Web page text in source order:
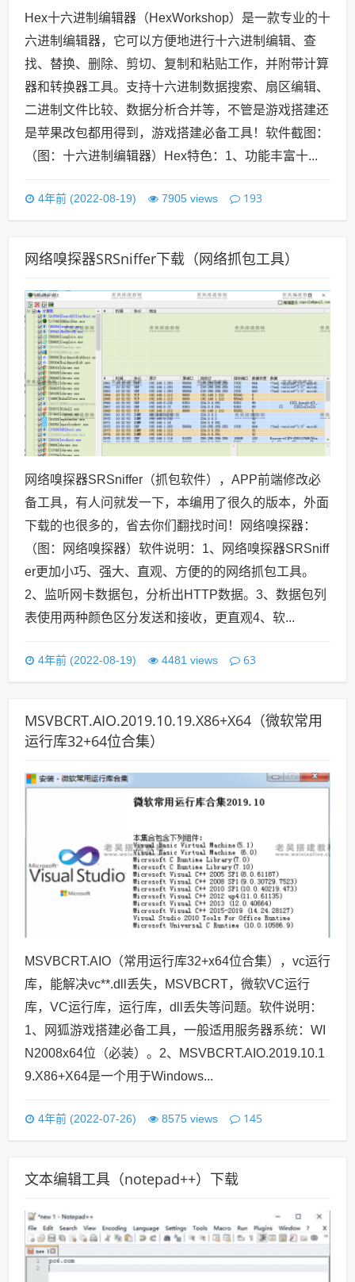
Hex十六进制编辑器（HexWorkshop）是一款专业的十
六进制编辑器，它可以方便地进行十六进制编辑、查
找、替换、删除、剪切、复制和粘贴工作，并附带计算
器和转换器工具。支持十六进制数据搜索、扇区编辑、
二进制文件比较、数据分析合并等，不管是游戏搭建还
是苹果改包都用得到，游戏搭建必备工具！软件截图：
（图：十六进制编辑器）Hex特色：1、功能丰富十...
4年前 (2022-08-19) 7905 views 193
网络嗅探器SRSniffer下载（网络抓包工具）
网络嗅探器SRSniffer（抓包软件），APP前端修改必
备工具，有人问就发一下，本编用了很久的版本，外面
下载的也很多的，省去你们翻找时间！网络嗅探器：
（图：网络嗅探器）软件说明：1、网络嗅探器SRSniff
er更加小巧、强大、直观、方便的的网络抓包工具。
2、监听网卡数据包，分析出HTTP数据。3、数据包列
表使用两种颜色区分发送和接收，更直观4、软...
4年前 (2022-08-19) 4481 views 63
MSVBCRT.AIO.2019.10.19.X86+X64（微软常用
运行库32+64位合集）
MSVBCRT.AIO（常用运行库32+x64位合集），vc运行
库，能解决vc**.dll丢失，MSVBCRT，微软VC运行
库，VC运行库，运行库，dll丢失等问题。软件说明：
1、网狐游戏搭建必备工具，一般适用服务器系统：WI
N2008x64位（必装）。2、MSVBCRT.AIO.2019.10.1
9.X86+X64是一个用于Windows...
4年前 (2022-07-26) 8575 views 145
文本编辑工具（notepad++）下载